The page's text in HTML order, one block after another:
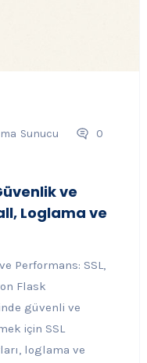
Sunucu 0
ve
Loglama ve
Performans: SSL,
Flask
güvenli ve
için SSL
loglama ve